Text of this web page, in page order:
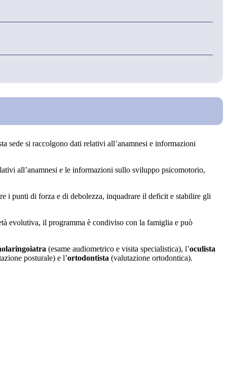
sede si raccolgono dati relativi all’anamnesi e informazioni
all’anamnesi e le informazioni sullo sviluppo psicomotorio,
i punti di forza e di debolezza, inquadrare il deficit e stabilire gli
evolutiva, il programma è condiviso con la famiglia e può
(esame audiometrico e visita specialistica), l’oculista
posturale) e l’ortodontista (valutazione ortodontica).